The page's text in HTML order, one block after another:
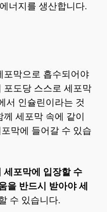
너지를 생산합니다.
포막으로 흡수되어야
포도당 스스로 세포막
서 인슐린이라는 것
세포막 속에 같이
막에 들어갈 수 있습
세포막에 입장할 수
을 반드시 받아야 세
수 있습니다.